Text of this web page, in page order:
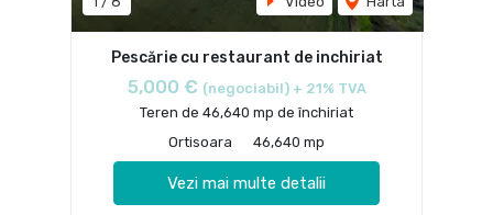
Pescărie cu restaurant de inchiriat
5,000 € (negociabil) + 21% TVA
Teren de 46,640 mp de închiriat
Ortisoara
46,640 mp
Vezi mai multe detalii